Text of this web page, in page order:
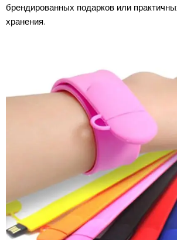
брендированных подарков или
хранения.